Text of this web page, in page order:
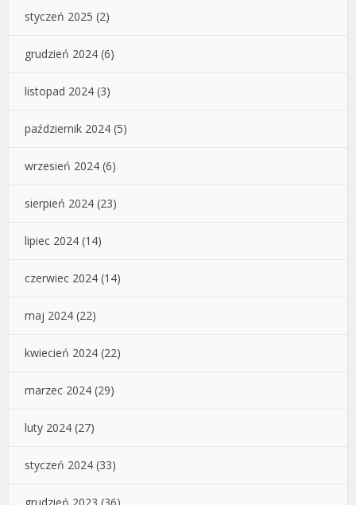
styczeń 2025 (2)
grudzień 2024 (6)
listopad 2024 (3)
październik 2024 (5)
wrzesień 2024 (6)
sierpień 2024 (23)
lipiec 2024 (14)
czerwiec 2024 (14)
maj 2024 (22)
kwiecień 2024 (22)
marzec 2024 (29)
luty 2024 (27)
styczeń 2024 (33)